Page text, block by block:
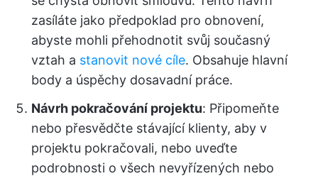
zasíláte jako předpoklad pro obnovení,
abyste mohli přehodnotit svůj současný
vztah a stanovit nové cíle. Obsahuje hlavní
body a úspěchy dosavadní práce.
Návrh pokračování projektu: Připomeňte
nebo přesvědčte stávající klienty, aby v
projektu pokračovali, nebo uveďte
podrobnosti o všech nevyřízených nebo